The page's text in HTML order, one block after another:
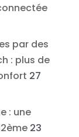
par des
: plus de
27
: une
23